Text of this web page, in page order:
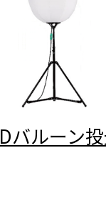
バルーン